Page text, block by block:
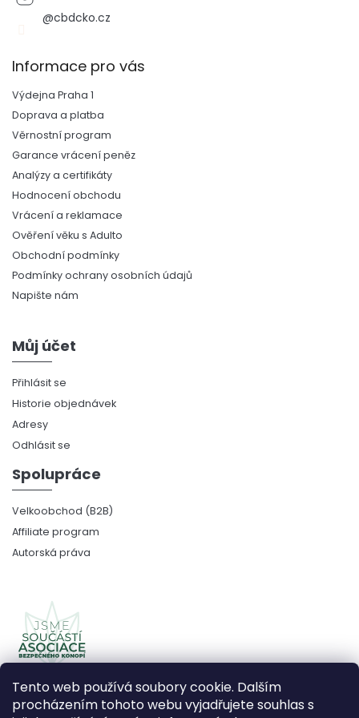
Tento web používá soubory cookie. Dalším
procházením tohoto webu vyjadřujete souhlas s
@cbdcko.cz
Informace pro vás
Výdejna Praha 1
Doprava a platba
Věrnostní program
Garance vrácení peněz
Analýzy a certifikáty
Hodnocení obchodu
Vrácení a reklamace
Ověření věku s Adulto
Obchodní podmínky
Podmínky ochrany osobních údajů
Napište nám
Můj účet
Přihlásit se
Historie objednávek
Adresy
Odhlásit se
Spolupráce
Velkoobchod (B2B)
Affiliate program
Autorská práva